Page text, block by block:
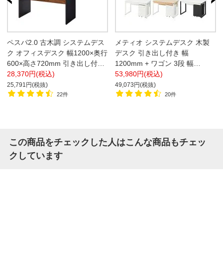
ペスパ2.0 古木調 システムデス
ク オフィスデスク 幅1200×奥行
600×高さ720mm 引き出し付き
+ 机上ラック ロータイプ
28,370円(税込)
25,791円(税抜)
22件
メティオ システムデスク 木製
デスク 引き出し付き 幅
1200mm + ワゴン 3段 幅
400mm セット【ホワイト×ホワ
イト ホワイト×ブラック販売終
了】
53,980円(税込)
49,073円(税抜)
20件
この商品をチェックした人はこんな商品もチェッ
クしています